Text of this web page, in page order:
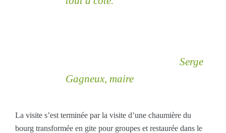
Serge
Gagneux, maire
La visite s’est terminée par la visite d’une chaumière du
bourg transformée en gite pour groupes et restaurée dans le